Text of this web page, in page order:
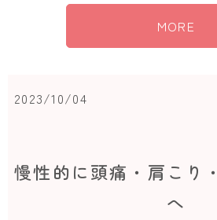
MORE
2023/10/04
慢性的に頭痛・肩こり
へ